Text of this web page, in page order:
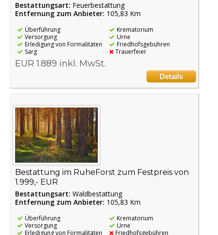
Bestattungsart: Feuerbestattung
Entfernung zum Anbieter: 105,83 Km
Überführung
Versorgung
Erledigung von Formalitäten
Sarg
Krematorium
Urne
Friedhofsgebühren
Trauerfeier
EUR 1.889 inkl. MwSt.
Details
Bestattung im RuheForst zum Festpreis von
1.999,- EUR
Bestattungsart: Waldbestattung
Entfernung zum Anbieter: 105,83 Km
Überführung
Versorgung
Erledigung von Formalitäten
Krematorium
Urne
Friedhofsgebühren